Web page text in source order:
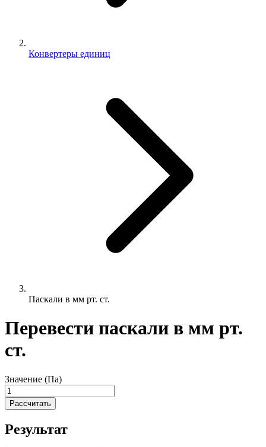
Конвертеры единиц
Паскали в мм рт. ст.
Перевести паскали в мм рт.
ст.
Значение (Па)
Рассчитать
Результат